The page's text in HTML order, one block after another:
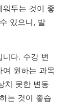
두는 것이 좋
있으니, 발
니다. 수강 변
원하는 과목
치 못한 변동
는 것이 좋습